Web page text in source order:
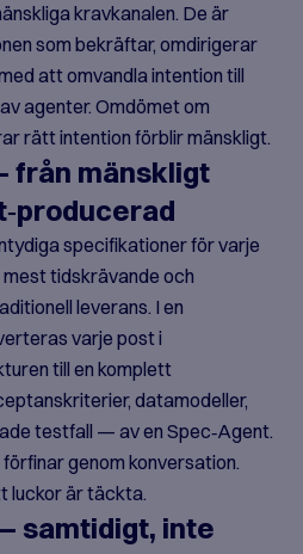
kravkanalen. De är
som bekräftar, omdirigerar
att omvandla intention till
agenter. Omdömet om
rätt intention förblir mänskligt.
från mänskligt
specifikationer för varje
tidskrävande och
leverans. I en
varje post i
till en komplett
datamodeller,
testfall — av en Spec‑Agent.
genom konversation.
luckor är täckta.
samtidigt, inte